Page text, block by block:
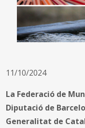
11/10/2024
La Federació de
Diputació de
Generalitat de